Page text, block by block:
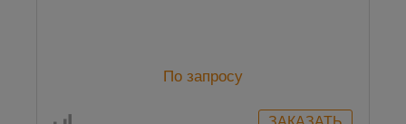
По запросу